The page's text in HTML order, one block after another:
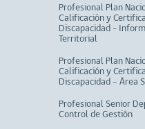
Profesional Plan
Calificación y
Discapacidad -
Territorial
Profesional Plan
Calificación y
Discapacidad – Área
Profesional Senior
Control de Gestión